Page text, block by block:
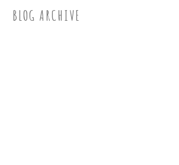
BLOG ARCHIVE